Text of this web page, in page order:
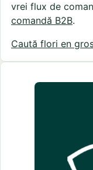
vrei flux de
comandă B2B.
Caută flori en